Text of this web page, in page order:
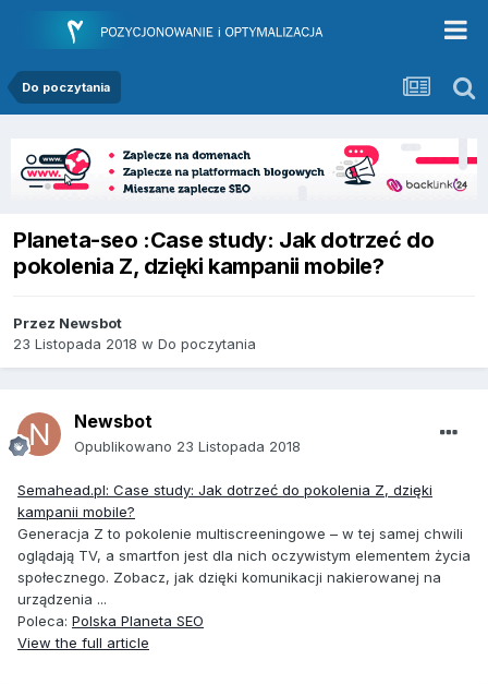
Do poczytania
Planeta-seo :Case study: Jak dotrzeć do
pokolenia Z, dzięki kampanii mobile?
Przez Newsbot
23 Listopada 2018 w Do poczytania
Newsbot
Opublikowano 23 Listopada 2018
Semahead.pl: Case study: Jak dotrzeć do pokolenia Z, dzięki
kampanii mobile?
Generacja Z to pokolenie multiscreeningowe – w tej samej chwili
oglądają TV, a smartfon jest dla nich oczywistym elementem życia
społecznego. Zobacz, jak dzięki komunikacji nakierowanej na
urządzenia ...
Poleca: Polska Planeta SEO
View the full article